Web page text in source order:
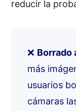
reducir la
❌ Borrado
más
usuarios
cámaras